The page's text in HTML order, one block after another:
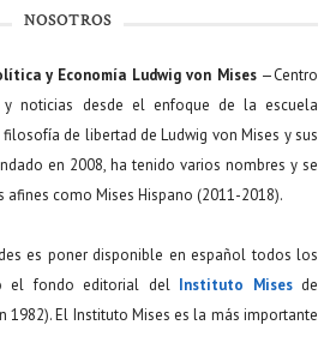
NOSOTROS
y Economía Ludwig von Mises—Centro
y noticias desde el enfoque de la escuela
de libertad de Ludwig von Mises y sus
en 2008, ha tenido varios nombres y se
como Mises Hispano (2011-2018).
es poner disponible en español todos los
el fondo editorial del Instituto Misesde
1982). El Instituto Mises es la más importante